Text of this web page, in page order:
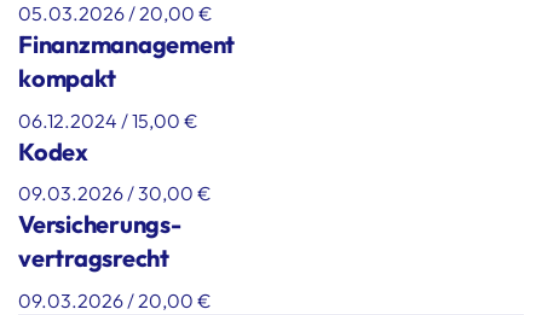
05.03.2026 / 20,00 €
Finanzmanagement
kompakt
06.12.2024 / 15,00 €
Kodex
09.03.2026 / 30,00 €
Versicherungs-
vertragsrecht
09.03.2026 / 20,00 €